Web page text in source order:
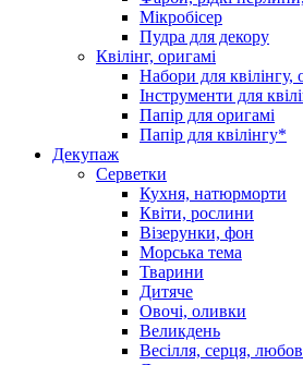
Мікробісер
Пудра для декору
Квілінг, оригамі
Набори для квілінгу,
Інструменти для
Папір для оригамі
Папір для квілінгу*
Декупаж
Серветки
Кухня, натюрморти
Квіти, рослини
Візерунки, фон
Морська тема
Тварини
Дитяче
Овочі, оливки
Великдень
Весілля, серця,